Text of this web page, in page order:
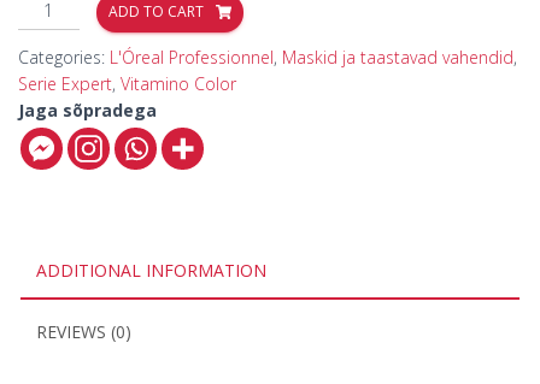
ADD TO CART
Categories: L'Óreal Professionnel, Maskid ja taastavad vahendid,
Serie Expert, Vitamino Color
Jaga sõpradega
ADDITIONAL INFORMATION
REVIEWS (0)